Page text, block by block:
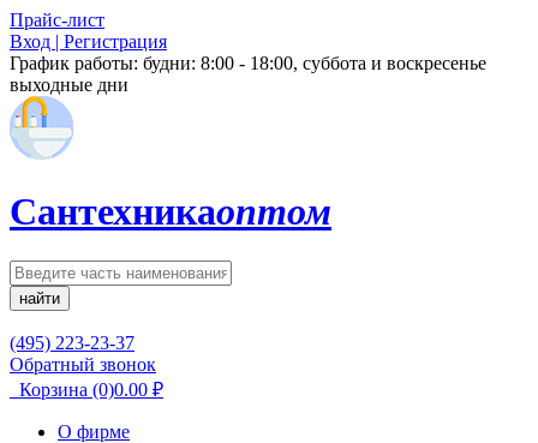
Прайс-лист
Вход | Регистрация
График работы: будни: 8:00 - 18:00, суббота и воскресенье
выходные дни
Сантехникаоптом
найти
(495) 223-23-37
Обратный звонок
Корзина (0)0.00 ₽
О фирме